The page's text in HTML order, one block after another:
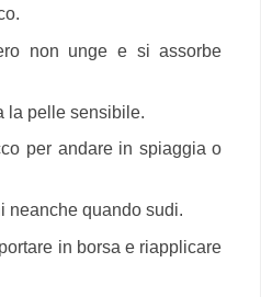
non unge e si assorbe
la pelle sensibile.
per andare in spiaggia o
neanche quando sudi.
in borsa e riapplicare